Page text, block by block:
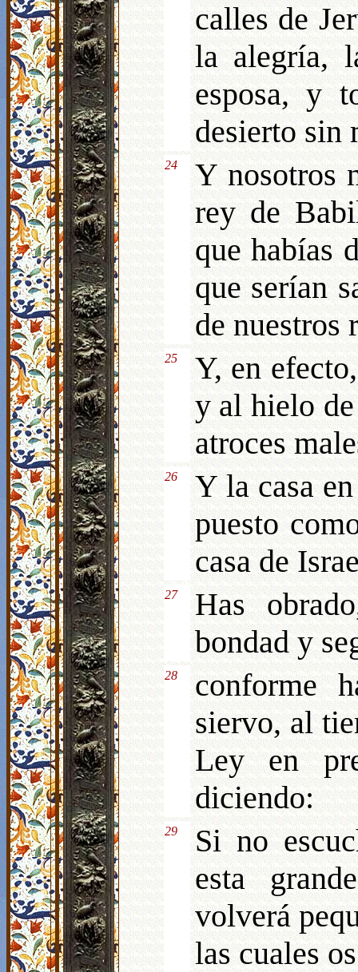
calles de
la alegría,
esposa, y
desierto sin
24
Y nosotros
rey de
que habías
que serían
de nuestros
25
Y, en
y al hielo
atroces
26
Y la casa
puesto
casa de
27
Has
bondad y
28
conforme
siervo, al
Ley en
diciendo:
29
Si no
esta
volverá
las cuales